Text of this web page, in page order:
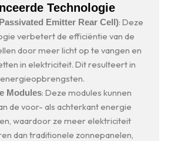
Technologie
Emitter Rear Cell): Deze
verbetert de efficiëntie van de
door meer licht op te vangen en
in elektriciteit. Dit resulteert in
Modules: Deze modules kunnen
de voor- als achterkant energie
waardoor ze meer elektriciteit
dan traditionele zonnepanelen,